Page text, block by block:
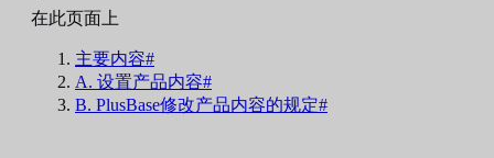
在此页面上
主要内容#
A. 设置产品内容#
B. PlusBase修改产品内容的规定#